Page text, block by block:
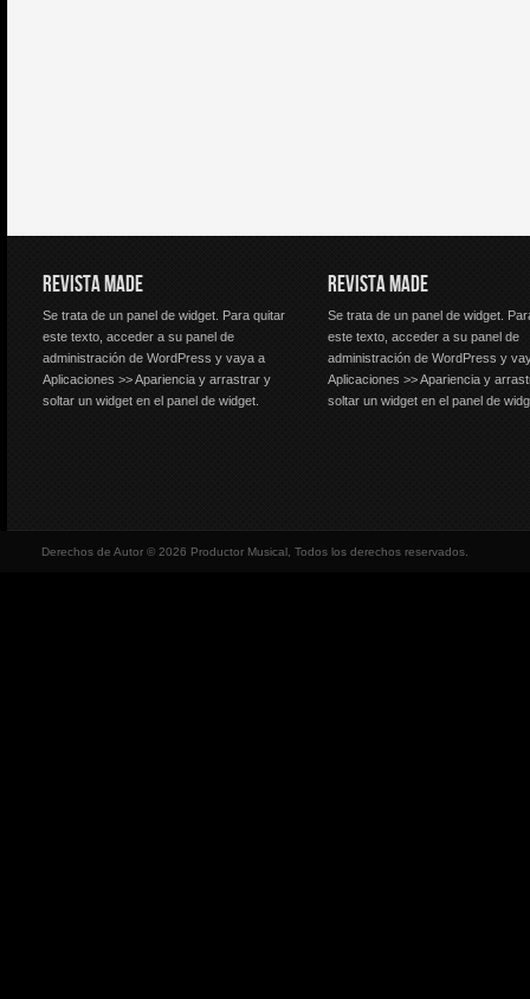
REVISTA MADE
Se trata de un panel de widget. Para quitar
este texto, acceder a su panel de
administración de WordPress y vaya a
Aplicaciones >> Apariencia y arrastrar y
soltar un widget en el panel de widget.
REVISTA MADE
Se trata de un panel de widget.
este texto, acceder a su panel de
administración de WordPress y
Aplicaciones >> Apariencia y
soltar un widget en el panel de
Derechos de Autor © 2026 Productor Musical, Todos los derechos reservados.